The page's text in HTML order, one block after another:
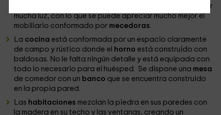
son muy grandes y permiten entrar
mucha luz, con lo que se puede apreciar mucho mejor el
mobiliario conformado por mecedoras.
La cocina está conformada por un espacio claramente
de campo y rústico donde el
horno está construido con
baldosas. No le falta ningún detalle y está equipada con
todo lo necesario para el huésped. Se dispone una mesa
de comedor con un banco que se encuentra construido
en la propia pared.
Las habitaciones mezclan la piedra en sus paredes con
la madera en su techo y las ventanas, creando un